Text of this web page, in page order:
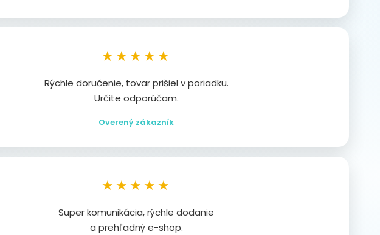
★★★★★
Rýchle doručenie, tovar prišiel v poriadku.
Určite odporúčam.
Overený zákazník
★★★★★
Super komunikácia, rýchle dodanie
a prehľadný e-shop.